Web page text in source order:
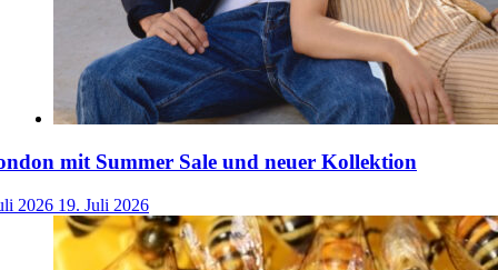
mit Summer Sale und neuer Kollektion
2026 19. Juli 2026